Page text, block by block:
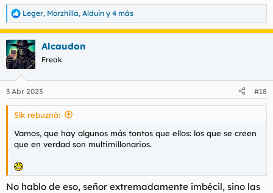
R
e
a
c
c
i
e
s
Leger, Morzhilla, Alduin y 4 más
Alcaudon
Freak
3 Abr 2023 #18
Slk rebuznó:
Vamos, que hay algunos más tontos que ellos: los que se creen
que en verdad son multimillonarios.
No hablo de eso, señor extremadamente imbécil, sino las